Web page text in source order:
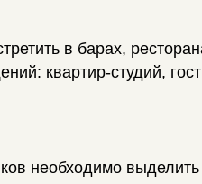
в барах,
квартир-студий,
необходимо